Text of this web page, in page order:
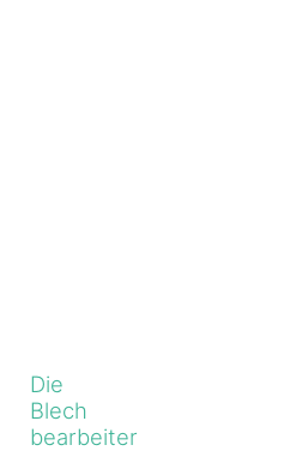
Die
Blech
bearbeiter